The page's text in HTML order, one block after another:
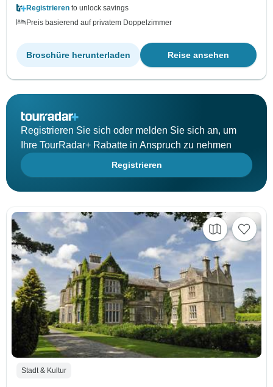
Registrieren to unlock savings
Preis basierend auf privatem Doppelzimmer
Reise ansehen
Broschüre herunterladen
Registrieren Sie sich oder melden Sie sich an, um
Ihre TourRadar+ Rabatte in Anspruch zu nehmen
Registrieren
Stadt & Kultur